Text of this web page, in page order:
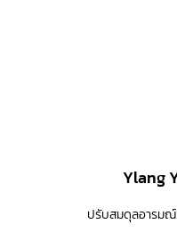
Ylang
ปรับสมดุลอารมณ์